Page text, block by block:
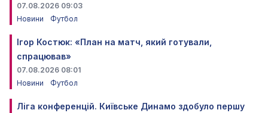
07.08.2026 09:03
Новини
Футбол
Ігор Костюк: «План на матч, який готували,
спрацював»
07.08.2026 08:01
Новини
Футбол
Ліга конференцій. Київське Динамо здобуло першу